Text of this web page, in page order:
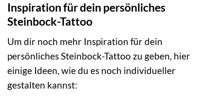
Inspiration für dein persönliches
Steinbock-Tattoo
Um dir noch mehr Inspiration für dein
persönliches Steinbock-Tattoo zu geben, hier
einige Ideen, wie du es noch individueller
gestalten kannst: